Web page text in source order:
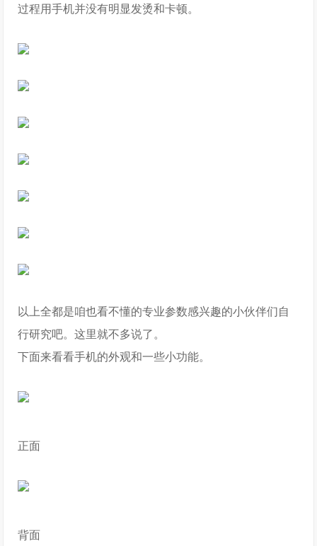
过程用手机并没有明显发烫和卡顿。
以上全都是咱也看不懂的专业参数感兴趣的小伙伴们自
行研究吧。这里就不多说了。
下面来看看手机的外观和一些小功能。
正面
背面